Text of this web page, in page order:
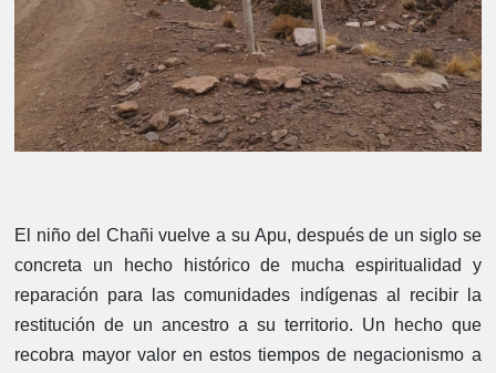
El niño del Chañi vuelve a su Apu, después de un siglo se
concreta un hecho histórico de mucha espiritualidad y
reparación para las comunidades indígenas al recibir la
restitución de un ancestro a su territorio. Un hecho que
recobra mayor valor en estos tiempos de negacionismo a